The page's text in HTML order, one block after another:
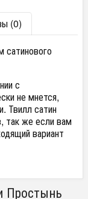
(0)
сатинового
с
не мнется,
Твилл сатин
так же если вам
вариант
Простынь